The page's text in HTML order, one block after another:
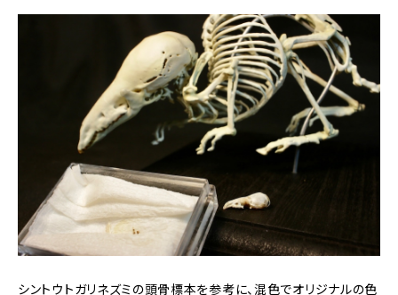
シントウトガリネズミの頭骨標本を参考に、混色でオリジナルの色